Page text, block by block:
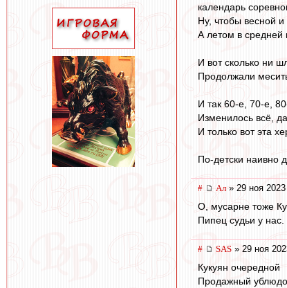
календарь
Ну, чтобы весной
А летом в средней
И вот сколько ни
Продолжали
И так 60-е, 70-е,
Изменилось всё,
И только вот эта
По-детски наивно
# Ал» 29 ноя 2023
О, мусарне тоже
Пипец судьи у нас.
# SAS » 29 ноя
Кукуян очередной
Продажный